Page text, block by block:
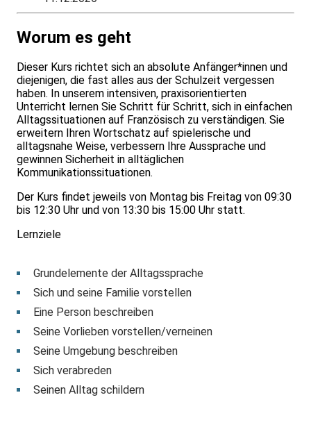
Worum es geht
Dieser Kurs richtet sich an absolute Anfänger*innen und
diejenigen, die fast alles aus der Schulzeit vergessen
haben. In unserem intensiven, praxisorientierten
Unterricht lernen Sie Schritt für Schritt, sich in einfachen
Alltagssituationen auf Französisch zu verständigen. Sie
erweitern Ihren Wortschatz auf spielerische und
alltagsnahe Weise, verbessern Ihre Aussprache und
gewinnen Sicherheit in alltäglichen
Kommunikationssituationen.
Der Kurs findet jeweils von Montag bis Freitag von 09:30
bis 12:30 Uhr und von 13:30 bis 15:00 Uhr statt.
Lernziele
Grundelemente der Alltagssprache
Sich und seine Familie vorstellen
Eine Person beschreiben
Seine Vorlieben vorstellen/verneinen
Seine Umgebung beschreiben
Sich verabreden
Seinen Alltag schildern